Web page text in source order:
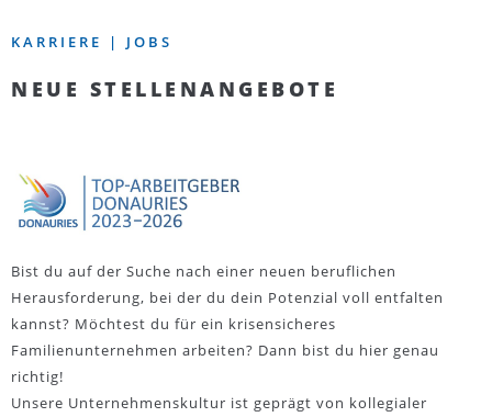
KARRIERE | JOBS
NEUE STELLENANGEBOTE
Bist du auf der Suche nach einer neuen beruflichen
Herausforderung, bei der du dein Potenzial voll entfalten
kannst? Möchtest du für ein krisensicheres
Familienunternehmen arbeiten? Dann bist du hier genau
richtig!
Unsere Unternehmenskultur ist geprägt von kollegialer